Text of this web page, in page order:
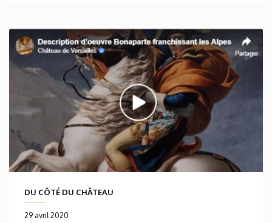
DU CÔTÉ DU CHÂTEAU
29 avril 2020